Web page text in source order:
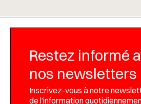
Restez informé
nos newsletters
Inscrivez-vous à notre
de l’information